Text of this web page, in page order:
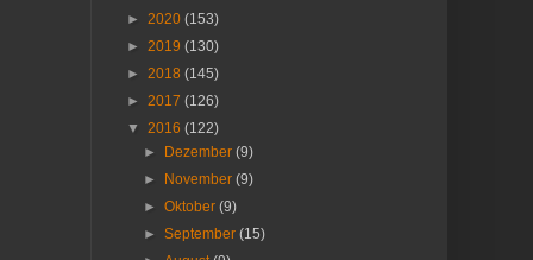
► 2020 (153)
► 2019 (130)
► 2018 (145)
► 2017 (126)
▼ 2016 (122)
►
Dezember(9)
►
November(9)
►Oktober(9)
►September(15)